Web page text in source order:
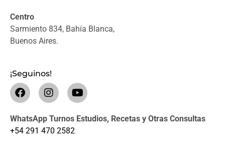
Centro
Sarmiento 834, Bahía Blanca,
Buenos Aires.
¡Seguinos!
WhatsApp Turnos Estudios, Recetas y Otras Consultas
+54 291 470 2582